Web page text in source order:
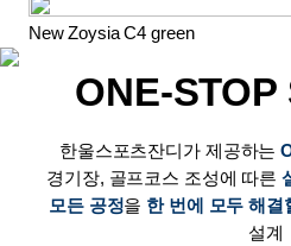
New Zoysia C4 green
ONE-STOP
한울스포츠잔디가 제공하는
경기장, 골프코스 조성에 따른
모든 공정을 한 번에 모두 해결
설계